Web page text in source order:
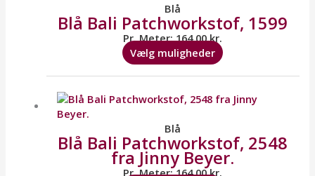
Blå
Blå Bali Patchworkstof, 1599
Pr. Meter:164,00kr.
Vælg muligheder
flere
varianter.
Mulighederne
vælges
på
varesiden
Blå
Blå Bali Patchworkstof, 2548
fra Jinny Beyer.
Pr. Meter:164,00kr.
vare
varianter.
Mulighederne